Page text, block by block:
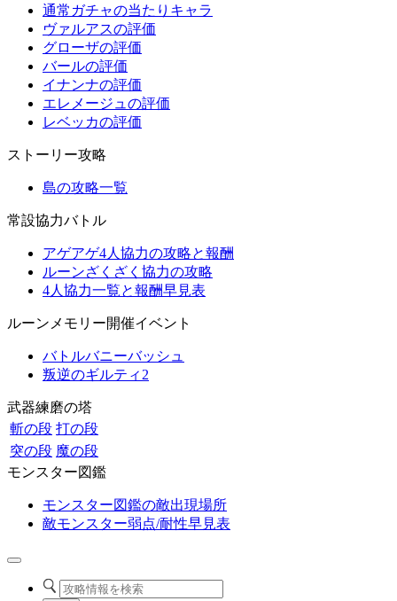
通常ガチャの当たりキャラ
ヴァルアスの評価
グローザの評価
バールの評価
イナンナの評価
エレメージュの評価
レベッカの評価
ストーリー攻略
島の攻略一覧
常設協力バトル
アゲアゲ4人協力の攻略と報酬
ルーンざくざく協力の攻略
4人協力一覧と報酬早見表
ルーンメモリー開催イベント
バトルバニーバッシュ
叛逆のギルティ2
武器練磨の塔
斬の段 打の段
突の段 魔の段
モンスター図鑑
モンスター図鑑の敵出現場所
敵モンスター弱点/耐性早見表